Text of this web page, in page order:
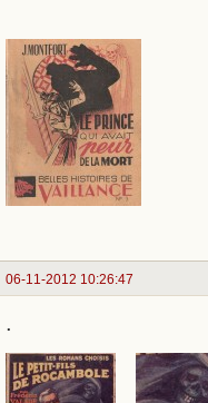
06-11-2012 10:26:47
.